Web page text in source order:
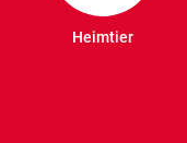
Heimtier